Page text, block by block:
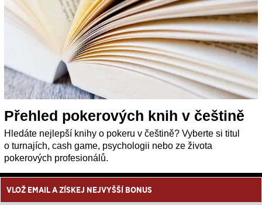
Přehled pokerových knih v češtině
Hledáte nejlepší knihy o pokeru v češtině? Vyberte si titul
o turnajích, cash game, psychologii nebo ze života
pokerových profesionálů.
VLOŽ EMAIL A ZÍSKEJ NEJVYŠŠÍ BONUS